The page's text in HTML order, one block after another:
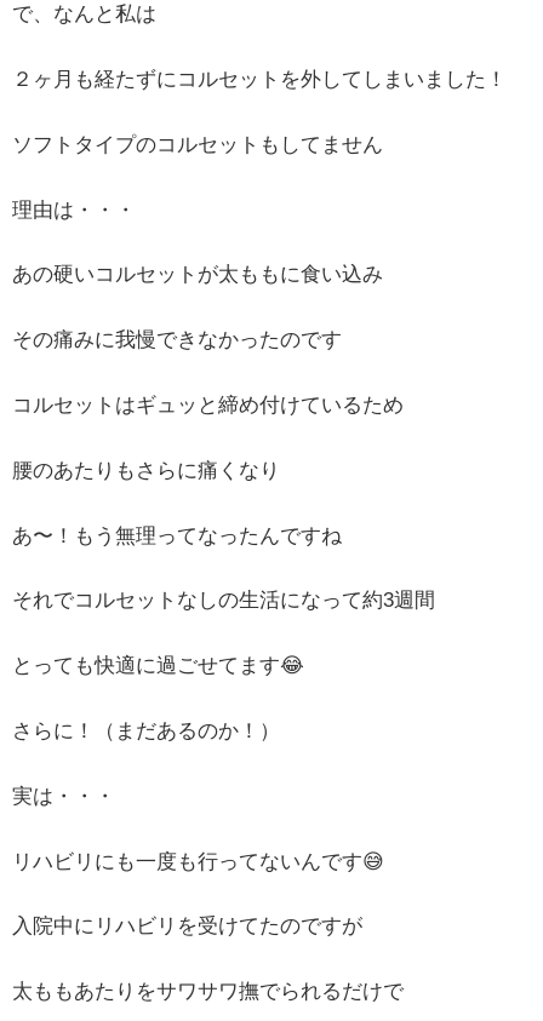
で、なんと私は
２ヶ月も経たずにコルセットを外してしまいました！
ソフトタイプのコルセットもしてません
理由は・・・
あの硬いコルセットが太ももに食い込み
その痛みに我慢できなかったのです
コルセットはギュッと締め付けているため
腰のあたりもさらに痛くなり
あ〜！もう無理ってなったんですね
それでコルセットなしの生活になって約3週間
とっても快適に過ごせてます😂
さらに！（まだあるのか！）
実は・・・
リハビリにも一度も行ってないんです😅
入院中にリハビリを受けてたのですが
太ももあたりをサワサワ撫でられるだけで